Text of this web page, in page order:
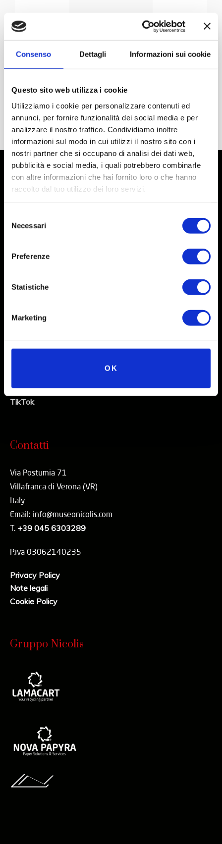
Consenso Dettagli Informazioni sui cookie
Questo sito web utilizza i cookie
Utilizziamo i cookie per personalizzare contenuti ed
annunci, per fornire funzionalità dei social media e per
analizzare il nostro traffico. Condividiamo inoltre
informazioni sul modo in cui utilizzi il nostro sito con i
nostri partner che si occupano di analisi dei dati web,
pubblicità e social media, i quali potrebbero combinarle
con altre informazioni che hai fornito loro o che hanno
raccolto dal tuo utilizzo dei loro servizi.
delNecessari
Preferenze
Statistiche
Marketing
OK
Social
TikTok
Contatti
Via Postumia 71
Villafranca di Verona (VR)
Italy
Email: info@museonicolis.com
T. +39 045 6303289
P.iva 03062140235
Privacy Policy
Note legali
Cookie Policy
Gruppo Nicolis